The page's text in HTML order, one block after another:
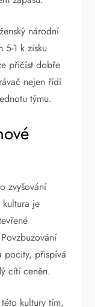
národní
5-1 k zisku
přičíst dobře
nejen řídí
týmu.
zvyšování
kultura je
pocity, přispívá
cítí ceněn.
kultury tím,